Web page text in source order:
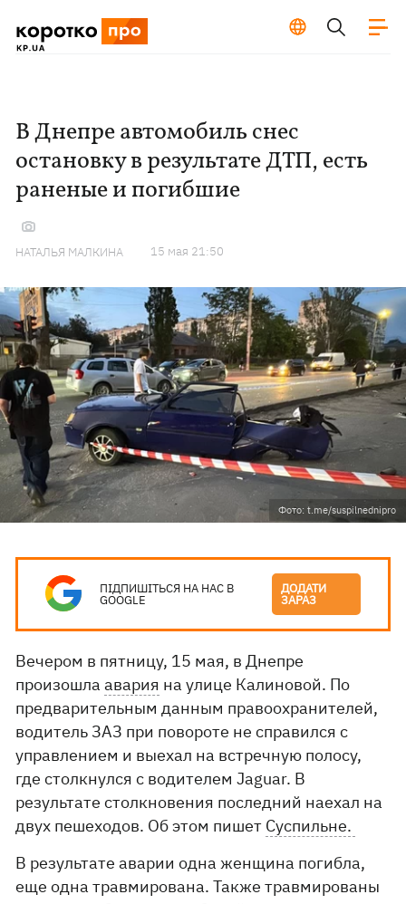
В Днепре автомобиль снес
остановку в результате ДТП, есть
раненые и погибшие
НАТАЛЬЯ МАЛКИНА 15 мая 21:50
Фото: t.me/suspilnednipro
ПІДПИШІТЬСЯ НА НАС В
GOOGLE
ДОДАТИ
ЗАРАЗ
Вечером в пятницу, 15 мая, в Днепре
произошлаавария на улице Калиновой. По
предварительным данным правоохранителей,
водитель ЗАЗ при повороте не справился с
управлением и выехал на встречную полосу,
где столкнулся с водителем Jaguar. В
результате столкновения последний наехал на
двух пешеходов. Об этом пишет Суспильне.
В результате аварии одна женщина погибла,
еще одна травмирована. Также травмированы